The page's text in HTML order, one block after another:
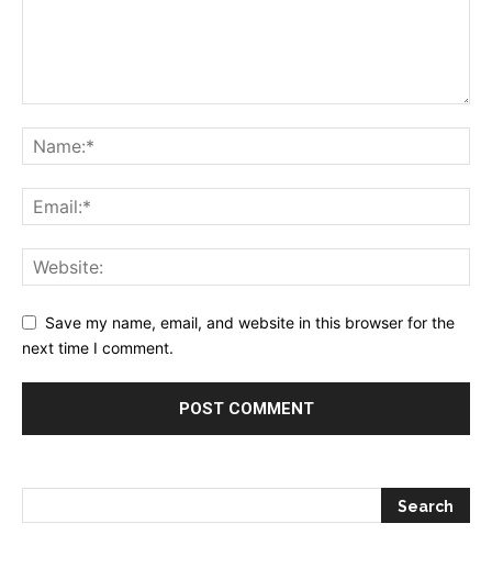
Save my name, email, and website in this browser for the
next time I comment.